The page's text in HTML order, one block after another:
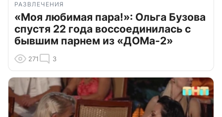
РАЗВЛЕЧЕНИЯ
«Моя любимая пара!»: Ольга Бузова
спустя 22 года воссоединилась с
бывшим парнем из «ДОМа-2»
271 3